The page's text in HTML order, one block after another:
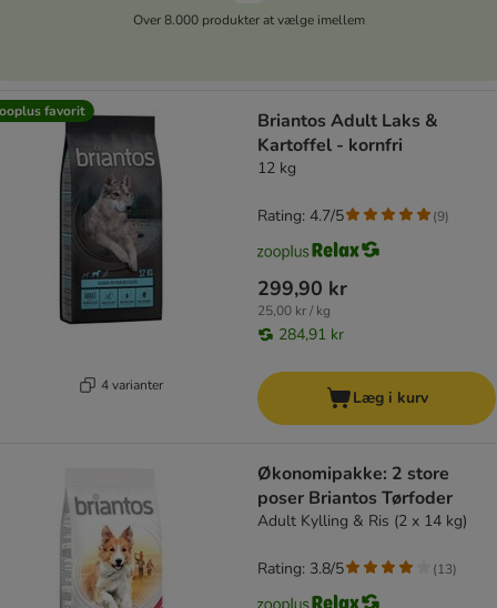
Over 8.000 produkter at vælge imellem
favorit
4 varianter
Briantos Adult Laks &
Kartoffel - kornfri
12 kg
299,90 kr
25,00 kr / kg
284,91 kr
Rating: 4.7/5 (9)
Læg i kurv
Økonomipakke: 2 store
poser Briantos Tørfoder
Adult Kylling & Ris (2 x 14 kg)
Rating: 3.8/5 (13)